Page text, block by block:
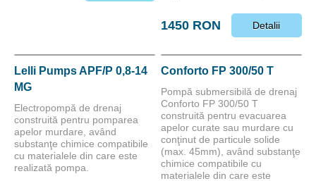
1450 RON Detalii
Lelli Pumps APF/P 0,8-14
MG
Electropompă de drenaj
construită pentru pomparea
apelor murdare, având
substanţe chimice compatibile
cu materialele din care este
realizată pompa.
Conforto FP 300/50 T
Pompă submersibilă de drenaj
Conforto FP 300/50 T
construită pentru evacuarea
apelor curate sau murdare cu
conţinut de particule solide
(max. 45mm), având substanţe
chimice compatibile cu
materialele din care este